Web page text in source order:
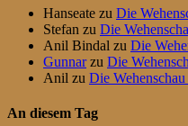
Hanseate zu Die
Stefan zu Die
Anil Bindal zu Die
Gunnarzu Die
Anil zu Die
An diesem Tag